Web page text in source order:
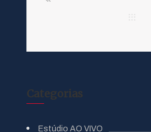
Categorias
Estúdio AO VIVO